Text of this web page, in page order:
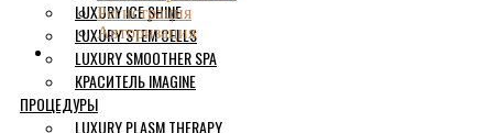
LUXURY ICE SHINE
LUXURY STEM CELLS
LUXURY SMOOTHER SPA
КРАСИТЕЛЬ IMAGINE
ПРОЦЕДУРЫ
LUXURY PLASM THERAPY
Регистрация
Авторизация